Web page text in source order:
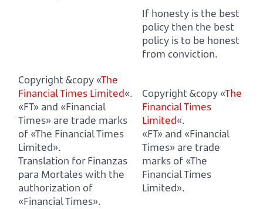
If honesty is the best
policy then the best
policy is to be honest
from conviction.
Copyright &copy «The
Financial Times Limited«.
«FT» and «Financial
Times» are trade marks
of «The Financial Times
Limited».
Translation for Finanzas
para Mortales with the
authorization of
«Financial Times».
Copyright &copy «The
Financial Times
Limited«.
«FT» and «Financial
Times» are trade
marks of «The
Financial Times
Limited».